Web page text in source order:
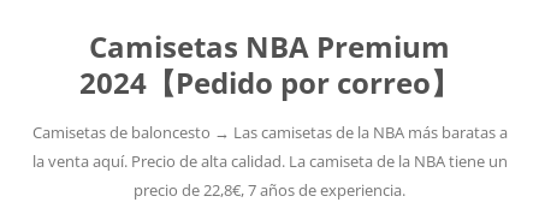
Camisetas NBA Premium
2024【Pedido por correo】
Camisetas de baloncesto → Las camisetas de la NBA más baratas a
la venta aquí. Precio de alta calidad. La camiseta de la NBA tiene un
precio de 22,8€, 7 años de experiencia.